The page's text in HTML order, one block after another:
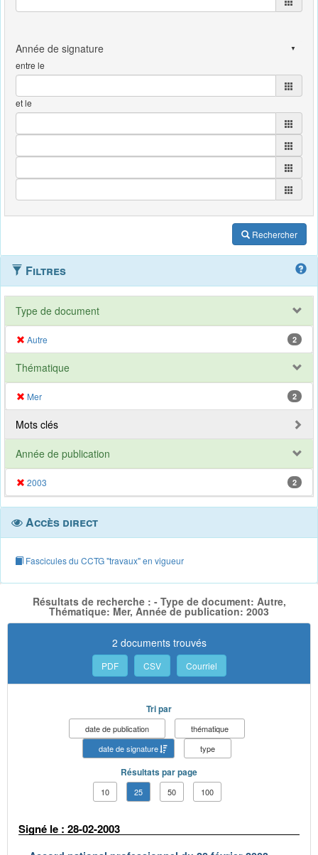
entre le
et le
Rechercher
Filtres
Type de document
Autre 2
Thématique
Mer 2
Mots clés
Année de publication
2003 2
Accès direct
Fascicules du CCTG "travaux" en vigueur
Résultats de recherche : - Type de document: Autre,
Thématique: Mer, Année de publication: 2003
2 documents trouvés
PDF CSV Courriel
Tri par
date de publication
thématique
date de signature
type
Résultats par page
10 25 50 100
Signé le : 28-02-2003